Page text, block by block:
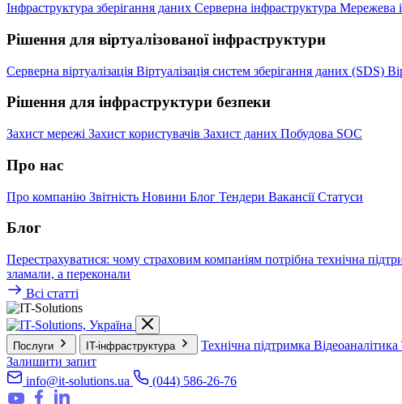
Інфраструктура зберігання даних Серверна інфраструктура Мережева
Рішення для віртуалізованої інфраструктури
Серверна віртуалізація Віртуалізація систем зберігання даних (SDS)
Рішення для інфраструктури безпеки
Захист мережі Захист користувачів Захист даних Побудова SOC
Про нас
Про компанію Звітність Новини Блог Тендери ВакансіїСтатуси
Блог
Перестрахуватися: чому страховим компаніям потрібна технічна
зламали, а переконали
Всі статті
Послуги IT-інфраструктура Технічна підтримка Відеоаналітика
Залишити запит
info@it-solutions.ua
(044) 586-26-76